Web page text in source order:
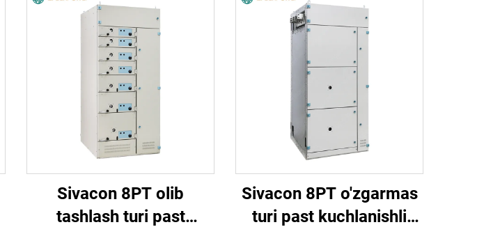
Sivacon 8PT olib
tashlash turi past
Sivacon 8PT o'zgarmas
turi past kuchlanishli